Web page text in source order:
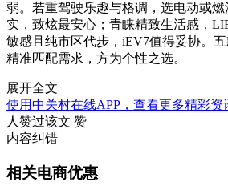
弱。若重驾驶乐趣与格调，选电动或
实，致炫最安心；青睐精致生活感，
敏感且纯市区代步，iEV7值得妥协。
精准匹配需求，方为个性之选。
展开全文
使用中关村在线APP，查看更多精彩资
人赞过该文 赞
内容纠错
相关电商优惠